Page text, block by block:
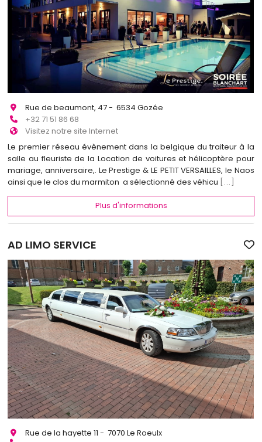
Rue de beaumont, 47 - 6534 Gozée
+32 71 51 86 68
Visitez notre site Internet
Le premier réseau évènement dans la belgique du traiteur à la
salle au fleuriste de la Location de voitures et hélicoptère pour
mariage, anniversaire,. Le Prestige & LE PETIT VERSAILLES, le Naos
ainsi que le clos du marmiton a sélectionné des véhicu [...]
Plus d'informations
AD LIMO SERVICE
Rue de la hayette 11 - 7070 Le Roeulx